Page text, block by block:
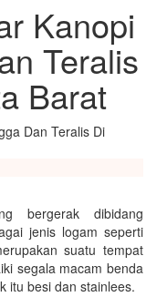
Kanopi
Teralis
Barat
bergerak dibidang
jenis logam seperti
suatu tempat
segala macam benda
itu besi dan stainlees.